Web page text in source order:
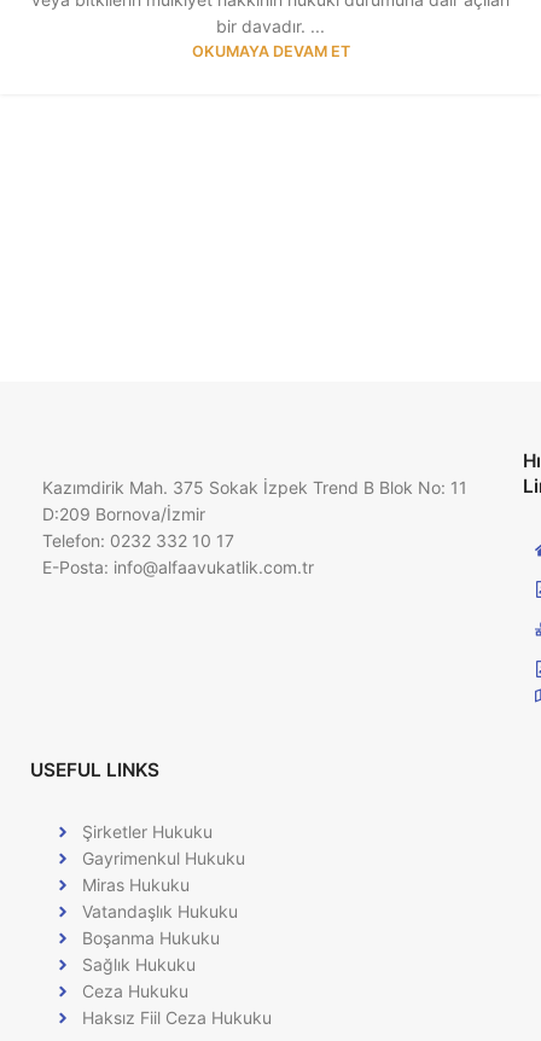
bir davadır. ...
OKUMAYA DEVAM ET
Kazımdirik Mah. 375 Sokak İzpek Trend B Blok No: 11
D:209 Bornova/İzmir
Telefon: 0232 332 10 17
E-Posta: info@alfaavukatlik.com.tr
USEFUL LINKS
Şirketler Hukuku
Gayrimenkul Hukuku
Miras Hukuku
Vatandaşlık Hukuku
Boşanma Hukuku
Sağlık Hukuku
Ceza Hukuku
Haksız Fiil Ceza Hukuku